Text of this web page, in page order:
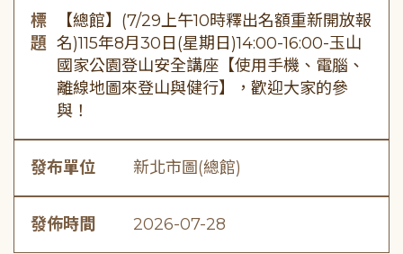
標
題
【總館】(7/29上午10時釋出名額重新開放報
名)115年8月30日(星期日)14:00-16:00-玉山
國家公園登山安全講座【使用手機、電腦、
離線地圖來登山與健行】，歡迎大家的參
與！
發布單位 新北市圖(總館)
發佈時間 2026-07-28